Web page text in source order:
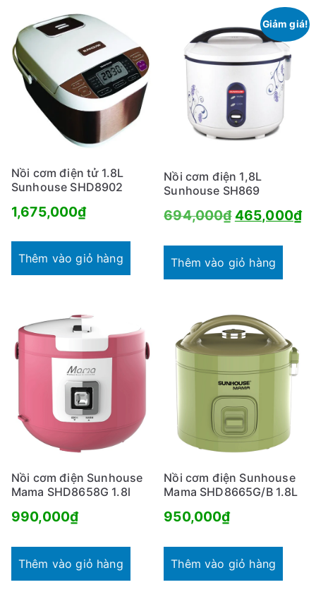
Nồi cơm điện tử 1.8L
Sunhouse SHD8902
1,675,000₫
Thêm vào giỏ hàng
Giảm giá!
Nồi cơm điện 1,8L
Sunhouse SH869
694,000₫ Giá
là:
465,000₫
Thêm vào giỏ hàng
Nồi cơm điện Sunhouse
Mama SHD8658G 1.8l
990,000₫
Thêm vào giỏ hàng
Nồi cơm điện Sunhouse
Mama SHD8665G/B 1.8L
950,000₫
Thêm vào giỏ hàng